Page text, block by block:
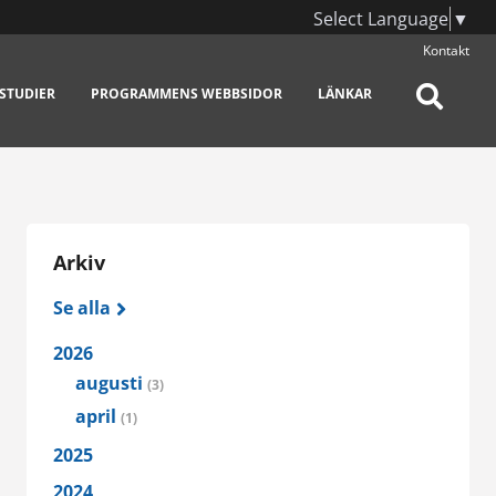
Select Language ▼
Kontakt
PROGRAMMENS WEBBSIDOR LÄNKAR
Arkiv
Se alla
2026
augusti (3)
april (1)
2025